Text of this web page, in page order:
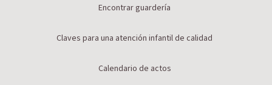
Encontrar guardería
Claves para una atención infantil de calidad
Calendario de actos